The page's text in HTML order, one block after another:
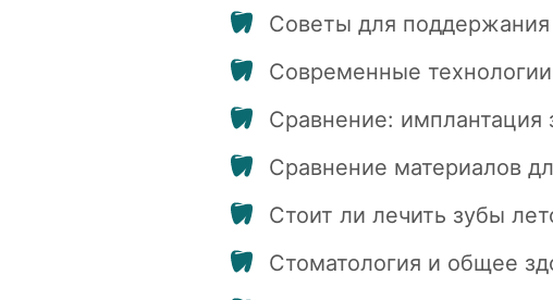
Советы для
Современные
Сравнение: имплантация
Сравнение материалов
Стоит ли лечить зубы
Стоматология и общее